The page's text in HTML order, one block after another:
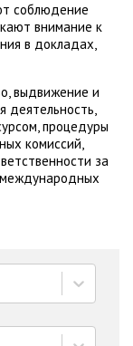
соблюдение
внимание к
в докладах,
выдвижение и
деятельность,
процедуры
комиссий,
за